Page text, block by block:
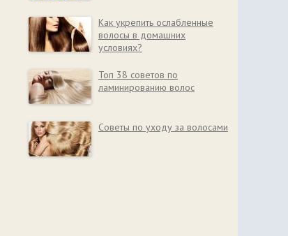
Как укрепить ослабленные
волосы в домашних
условиях?
Топ 38 советов по
ламинированию волос
Советы по уходу за волосами